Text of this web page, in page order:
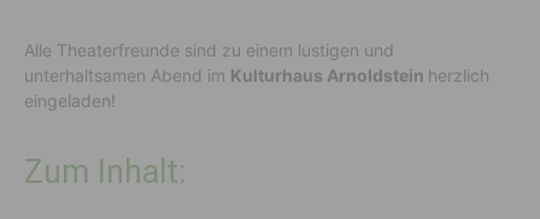
Alle Theaterfreunde sind zu einem lustigen und
unterhaltsamen Abend im Kulturhaus Arnoldstein herzlich
eingeladen!
Zum Inhalt: